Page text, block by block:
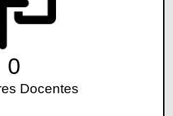
0
Docentes